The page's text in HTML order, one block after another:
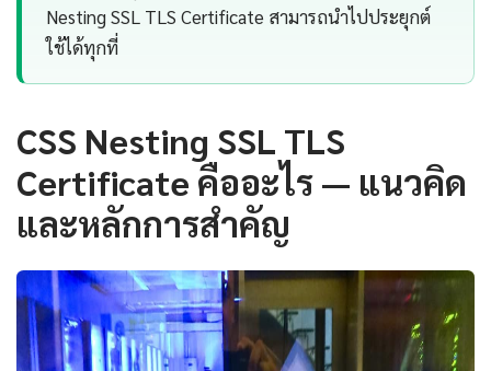
Nesting SSL TLS Certificate สามารถนำไปประยุกต์
ใช้ได้ทุกที่
CSS Nesting SSL TLS
Certificate คืออะไร — แนวคิด
และหลักการสำคัญ